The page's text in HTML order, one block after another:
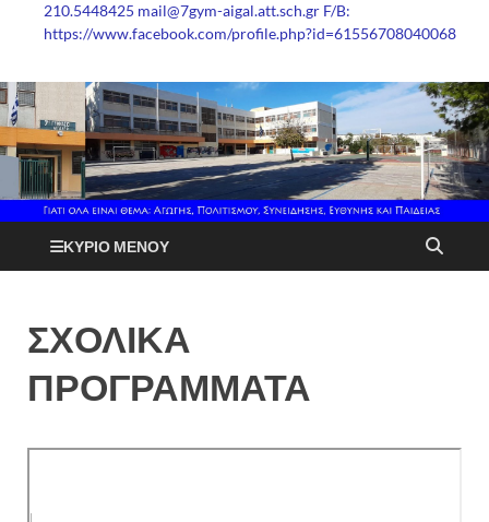
210.5448425 mail@7gym-aigal.att.sch.gr F/B:
https://www.facebook.com/profile.php?id=61556708040068
ΚΎΡΙΟ ΜΕΝΟΎ
ΣΧΟΛΙΚΑ
ΠΡΟΓΡΑΜΜΑΤΑ